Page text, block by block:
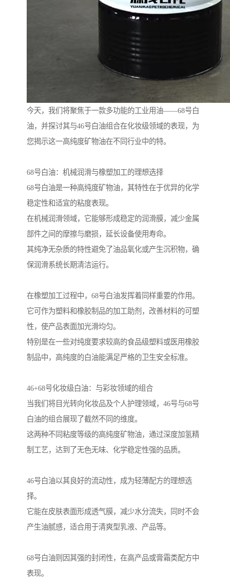
今天，我们将聚焦于一款多功能的工业用油——68号白
油，并探讨其与46号白油组合在化妆级领域的表现，为
您揭示这一高纯度矿物油在不同行业中的特。
68号白油：机械润滑与橡塑加工的理想选择
68号白油是一种高纯度矿物油，其特性在于优异的化学
稳定性和适宜的粘度表现。
在机械润滑领域，它能够形成稳定的润滑膜，减少金属
部件之间的摩擦与磨损，延长设备使用寿命。
其纯净无杂质的特性避免了油品氧化或产生沉积物，确
保润滑系统长期清洁运行。
在橡塑加工过程中，68号白油发挥着同样重要的作用。
它可作为塑料和橡胶制品的加工助剂，改善材料的可塑
性，使产品表面加光滑均匀。
特别是在一些对纯度要求较高的食品级塑料或医用橡胶
制品中，高纯度的白油能满足严格的卫生安全标准。
46+68号化妆级白油：与彩妆领域的组合
当我们将目光转向化妆品及个人护理领域，46号与68号
白油的组合展现了截然不同的维度。
这两种不同粘度等级的高纯度矿物油，通过深度加氢精
制工艺，达到了无色无味、化学稳定性强的品质。
46号白油以其良好的流动性，成为轻薄配方的理想选
择。
它能在皮肤表面形成透气膜，减少水分流失，同时不会
产生油腻感，适合用于清爽型乳液、产品等。
68号白油则因其强的封闭性，在高产品或膏霜类配方中
表现。